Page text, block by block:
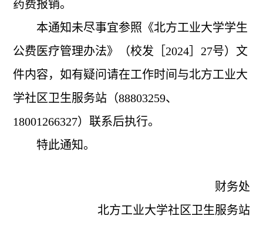
药费报销。
本通知未尽事宜参照《北方工业大学学生
公费医疗管理办法》（校发［ 2024 27号）文
件内容，如有疑问请在工作时间与北方工业大
学社区卫生服务站（88803259、
18001266327）联系后执行。
特此通知。
财务处
北方工业大学社区卫生服务站